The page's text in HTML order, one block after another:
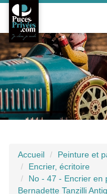
Accueil Peinture et
Encrier, écritoire
No - 47 - Encrier en
Bernadette Tanzilli